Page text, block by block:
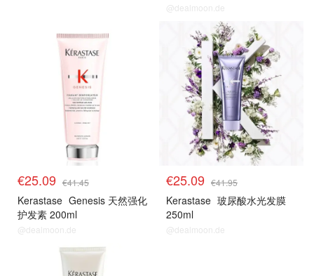
@dealmoon.de
€25.09 €41.45
Kerastase Genesis 天然强化
护发素 200ml
@dealmoon.de
€25.09 €41.95
Kerastase 玻尿酸水光发膜
250ml
@dealmoon.de